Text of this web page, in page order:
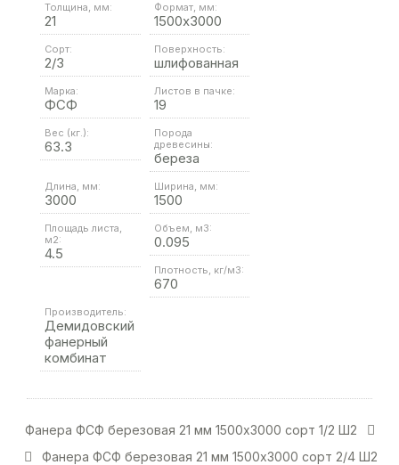
Толщина, мм:
21
Формат, мм:
1500х3000
Сорт:
2/3
Поверхность:
шлифованная
Марка:
ФСФ
Листов в пачке:
19
Вес (кг.):
63.3
Порода
древесины:
береза
Длина, мм:
3000
Ширина, мм:
1500
Площадь листа,
м2:
4.5
Объем, м3:
0.095
Плотность, кг/м3:
670
Производитель:
Демидовский
фанерный
комбинат
Фанера ФСФ березовая 21 мм 1500х3000 сорт 1/2 Ш2
Фанера ФСФ березовая 21 мм 1500х3000 сорт 2/4 Ш2